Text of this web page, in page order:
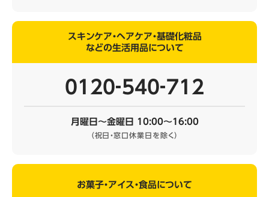
スキンケア・ヘアケア・基礎化粧品
などの生活用品について
0120‐540‐712
月曜日～金曜日 10:00～16:00
（祝日・窓口休業日を除く）
お菓子・アイス・食品について